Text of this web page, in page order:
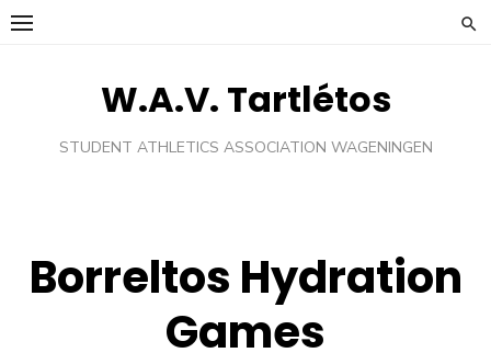
Ga
W.A.V. Tartlétos
STUDENT ATHLETICS ASSOCIATION WAGENINGEN
Borreltos Hydration
Games